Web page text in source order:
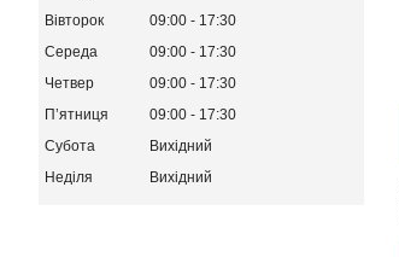
Вівторок
09:00
17:30
Середа
09:00
17:30
Четвер
09:00
17:30
Пʼятниця
09:00
17:30
Субота
Вихідний
Неділя
Вихідний